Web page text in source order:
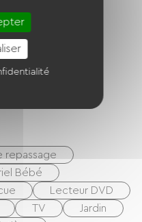
repassage
Bébé
Lecteur DVD
TV
Jardin